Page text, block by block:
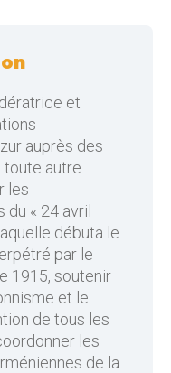
et
auprès des
toute autre
les
« 24 avril
débuta le
par le
1915, soutenir
et le
de tous les
les
de la